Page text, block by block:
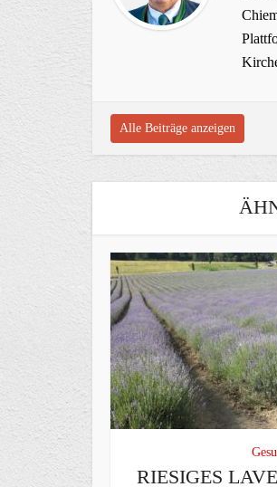
Alle Beiträge anzeigen
RIESIGES